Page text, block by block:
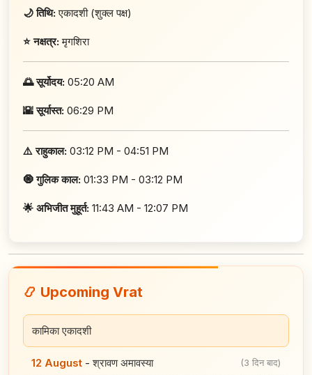
🌙 तिथि:एकादशी (शुक्ल पक्ष)
⭐ नक्षत्र:मृगशिरा
🌅 सूर्योदय: 05:20 AM
🌇 सूर्यास्त: 06:29 PM
⚠️ राहुकाल: 03:12 PM - 04:51 PM
🧿 गुलिक काल: 01:33 PM - 03:12 PM
🌟 अभिजीत मुहूर्त: 11:43 AM - 12:07 PM
📿 Upcoming Vrat
कामिका एकादशी
12 August -श्रावण अमावस्या (3 दिन बाद)